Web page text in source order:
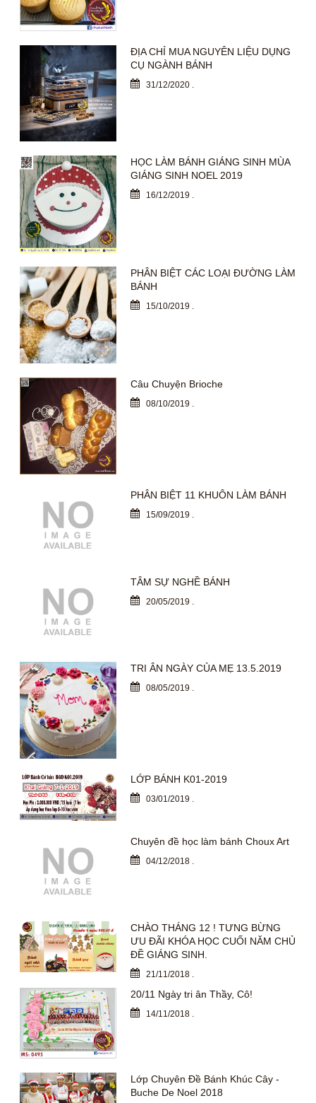
ĐỊA CHỈ MUA NGUYÊN LIỆU DỤNG
CỤ NGÀNH BÁNH
31/12/2020
HỌC LÀM BÁNH GIÁNG SINH MÙA
GIÁNG SINH NOEL 2019
16/12/2019 .
PHÂN BIỆT CÁC LOẠI ĐƯỜNG LÀM
BÁNH
15/10/2019 .
Câu Chuyện Brioche
08/10/2019 .
PHÂN BIỆT 11 KHUÔN LÀM BÁNH
15/09/2019 .
TÂM SỰ NGHỀ BÁNH
20/05/2019
TRI ÂN NGÀY CỦA MẸ 13.5.2019
08/05/2019 .
LỚP BÁNH K01-2019
03/01/2019 .
Chuyên đề học làm bánh Choux Art
04/12/2018
CHÀO THÁNG 12 ! TƯNG BỪNG
ƯU ĐÃI KHÓA HỌC CUỐI NĂM CHỦ
ĐỀ GIÁNG SINH.
21/11/2018 .
20/11 Ngày tri ân Thầy, Cô!
14/11/2018 .
Lớp Chuyên Đề Bánh Khúc Cây -
Buche De Noel 2018